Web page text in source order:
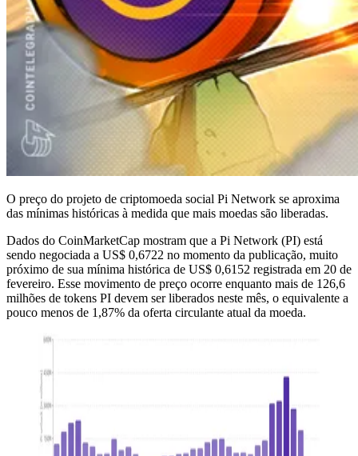
O preço do projeto de criptomoeda social Pi Network se aproxima
das mínimas históricas à medida que mais moedas são liberadas.
Dados do CoinMarketCap mostram que a Pi Network (PI) está
sendo negociada a US$ 0,6722 no momento da publicação, muito
próximo de sua mínima histórica de US$ 0,6152 registrada em 20 de
fevereiro. Esse movimento de preço ocorre enquanto mais de 126,6
milhões de tokens PI devem ser liberados neste mês, o equivalente a
pouco menos de 1,87% da oferta circulante atual da moeda.